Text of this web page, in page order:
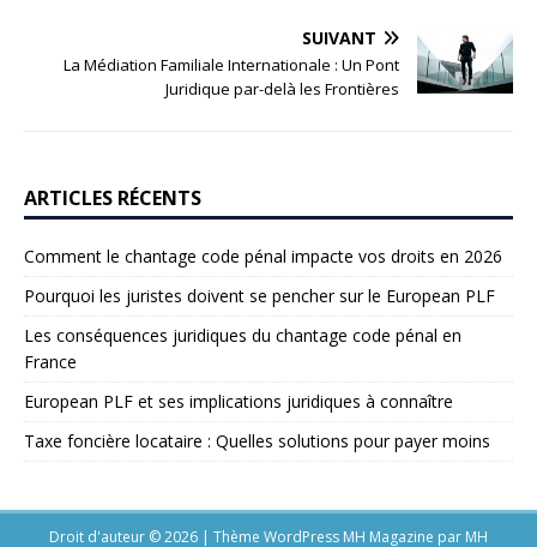
SUIVANT
La Médiation Familiale Internationale : Un Pont
Juridique par-delà les Frontières
ARTICLES RÉCENTS
Comment le chantage code pénal impacte vos droits en 2026
Pourquoi les juristes doivent se pencher sur le European PLF
Les conséquences juridiques du chantage code pénal en
France
European PLF et ses implications juridiques à connaître
Taxe foncière locataire : Quelles solutions pour payer moins
Droit d'auteur © 2026 | Thème WordPress MH Magazine par MH